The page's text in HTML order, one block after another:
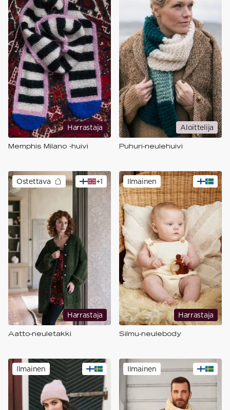
Harrastaja
Memphis Milano -huivi
Aloittelija
Puhuri-neulehuivi
+1
Harrastaja
Ostettava
Aatto-neuletakki
Harrastaja
Ilmainen
Silmu-neulebody
Ilmainen Ilmainen